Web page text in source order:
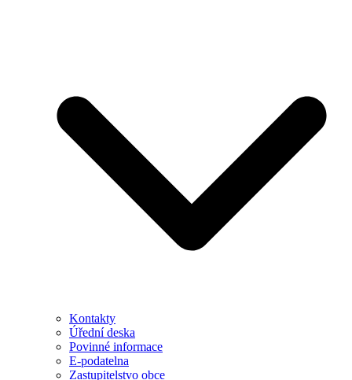
Kontakty
Úřední deska
Povinné informace
E-podatelna
Zastupitelstvo obce